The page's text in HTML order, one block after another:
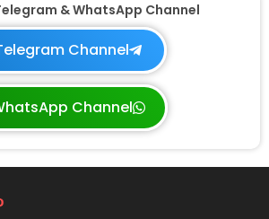
& WhatsApp Channel
Channel
Channel